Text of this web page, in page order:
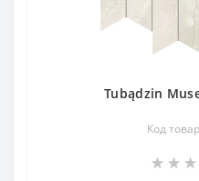
Tubądzin
Код